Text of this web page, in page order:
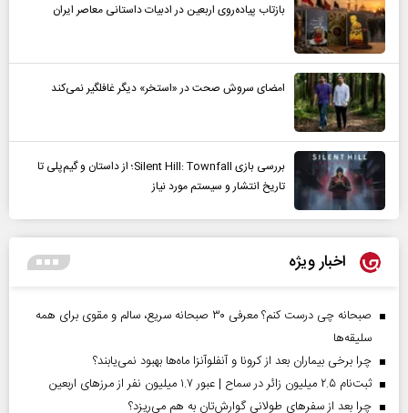
بازتاب پیاده‌روی اربعین در ادبیات داستانی معاصر ایران
امضای سروش صحت در «استخر» دیگر غافلگیر نمی‌کند
بررسی بازی Silent Hill: Townfall؛ از داستان و گیم‌پلی تا
تاریخ انتشار و سیستم مورد نیاز
اخبار ویژه
صبحانه چی درست کنم؟ معرفی ۳۰ صبحانه سریع، سالم و مقوی برای همه
سلیقه‌ها
چرا برخی بیماران بعد از کرونا و آنفلوآنزا ماه‌ها بهبود نمی‌یابند؟
ثبت‌نام ۲.۵ میلیون زائر در سماح | عبور ۱.۷ میلیون نفر از مرز‌های اربعین
چرا بعد از سفرهای طولانی گوارش‌تان به هم می‌ریزد؟